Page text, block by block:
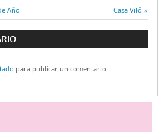
Año
Entrada
siguiente:
Casa Viló
para publicar un comentario.